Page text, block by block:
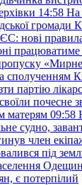
14:58 На
нові
сполученням
партію
почесне
матерям 09:58
судно,
член
під
є потерпілий